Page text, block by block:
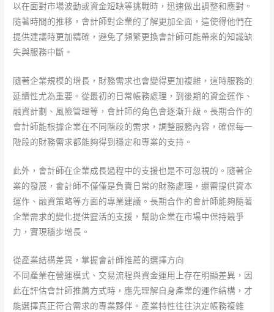
以在面對市場波動或資金短缺等挑戰時，迅速做出調整和應對。
隨著時間的推移，會計師對企業的了解更加全面，這使得他們在
提供建議時更加精確，避免了頻繁更換會計師可能帶來的知識缺
失與服務中斷。
隨著企業規模的增長，財務需求也會變得更加複雜，這時服務的
延續性尤為重要。從最初的日常帳務處理，到後期的資金運作、
融資計劃、風險管理等，會計師的角色會逐漸升級。長期合作的
會計師能根據企業在不同階段的需求，調整服務內容，確保每一
階段的財務需求都能夠得到穩定和專業的支持。
此外，會計師在企業成長過程中的支援也是不可忽視的。隨著企
業的發展，會計師不僅僅是負責日常的財務處理，還需提供資本
運作、融資策略等方面的專業建議。長期合作的會計師能夠隨著
企業需求的變化提供靈活的支援，幫助企業在市場中保持競爭
力，實現穩步增長。
從產業結構差異，掌握會計師推薦的選擇方向
不同產業在營運模式、交易流程與資金運用上存在明顯差異，因
此在評估會計師推薦方式時，應先理解自身產業的運作結構，才
能選擇真正符合需求的專業夥伴。產業特性往往決定帳務複雜